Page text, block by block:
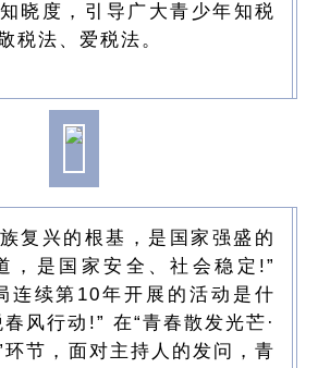
晓度，引导广大青少年知税
税法、爱税法。
复兴的根基，是国家强盛的
，是国家安全、社会稳定!”
连续第10年开展的活动是什
风行动!” 在“青春散发光芒·
环节，面对主持人的发问，青